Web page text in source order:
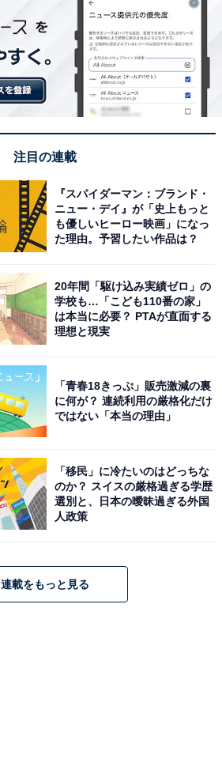
注目の連載
『スパイダーマン：ブランド・
ニュー・デイ』が「史上もっと
も優しいヒーロー映画」になっ
た理由。予習したい作品は？
20年間「駆け込み実績ゼロ」の
学校も…「こども110番の家」
は本当に必要？ PTAが直面する
理想と現実
「青春18きっぷ」販売激減の裏
に何が？ 連続利用の厳格化だけ
ではない「本当の理由」
「移民」に冷たいのはどっちな
のか？ スイスの厳格過ぎる学歴
選別と、日本の曖昧過ぎる外国
人政策
連載をもっと見る